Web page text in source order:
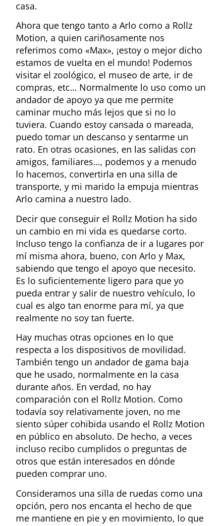
casa.
Ahora que tengo tanto a Arlo como a Rollz
Motion, a quien cariñosamente nos
referimos como «Max», ¡estoy o mejor dicho
estamos de vuelta en el mundo! Podemos
visitar el zoológico, el museo de arte, ir de
compras, etc… Normalmente lo uso como un
andador de apoyo ya que me permite
caminar mucho más lejos que si no lo
tuviera. Cuando estoy cansada o mareada,
puedo tomar un descanso y sentarme un
rato. En otras ocasiones, en las salidas con
amigos, familiares…, podemos y a menudo
lo hacemos, convertirla en una silla de
transporte, y mi marido la empuja mientras
Arlo camina a nuestro lado.
Decir que conseguir el Rollz Motion ha sido
un cambio en mi vida es quedarse corto.
Incluso tengo la confianza de ir a lugares por
mí misma ahora, bueno, con Arlo y Max,
sabiendo que tengo el apoyo que necesito.
Es lo suficientemente ligero para que yo
pueda entrar y salir de nuestro vehículo, lo
cual es algo tan enorme para mí, ya que
realmente no soy tan fuerte.
Hay muchas otras opciones en lo que
respecta a los dispositivos de movilidad.
También tengo un andador de gama baja
que he usado, normalmente en la casa
durante años. En verdad, no hay
comparación con el Rollz Motion. Como
todavía soy relativamente joven, no me
siento súper cohibida usando el Rollz Motion
en público en absoluto. De hecho, a veces
incluso recibo cumplidos o preguntas de
otros que están interesados en dónde
pueden comprar uno.
Consideramos una silla de ruedas como una
opción, pero nos encanta el hecho de que
me mantiene en pie y en movimiento, lo que